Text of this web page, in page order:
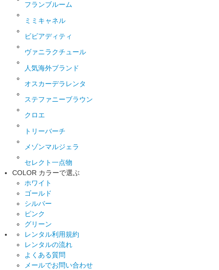
フランブルーム
ミミキャネル
ビビアディティ
ヴァニラクチュール
人気海外ブランド
オスカーデラレンタ
ステファニーブラウン
クロエ
トリーバーチ
メゾンマルジェラ
セレクト一点物
COLOR カラーで選ぶ
ホワイト
ゴールド
シルバー
ピンク
グリーン
レンタル利用規約
レンタルの流れ
よくある質問
メールでお問い合わせ